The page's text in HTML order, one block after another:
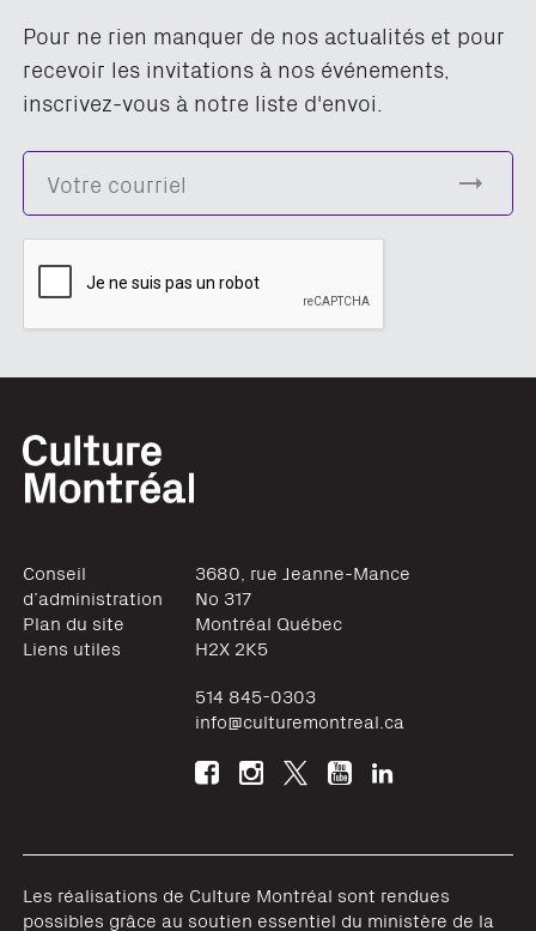
Pour ne rien manquer de nos actualités et pour
recevoir les invitations à nos événements,
inscrivez-vous à notre liste d'envoi.
Conseil
d’administration
Plan du site
Liens utiles
3680, rue Jeanne-Mance
No 317
Montréal Québec
H2X 2K5
514 845-0303
info@culturemontreal.ca
Les réalisations de Culture Montréal sont rendues
possibles grâce au soutien essentiel du ministère de la